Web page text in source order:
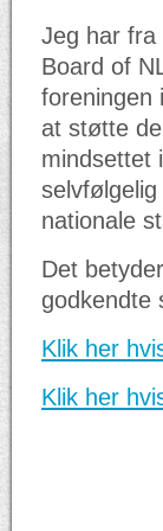
Jeg har
Board of
foreningen
at støtte
mindsettet
nationale
Det
godkendte
Klik her
Klik her